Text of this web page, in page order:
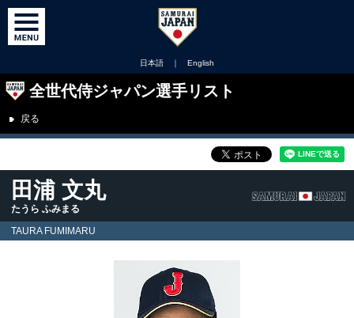
日本語 ｜ English
全世代侍ジャパン選手リスト
戻る
田浦 文丸
たうら ふみまる
TAURA FUMIMARU